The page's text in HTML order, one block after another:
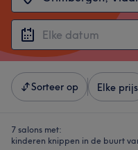
Sorteer op Elke prijs
7 salons met:
kinderen knippen in de buurt